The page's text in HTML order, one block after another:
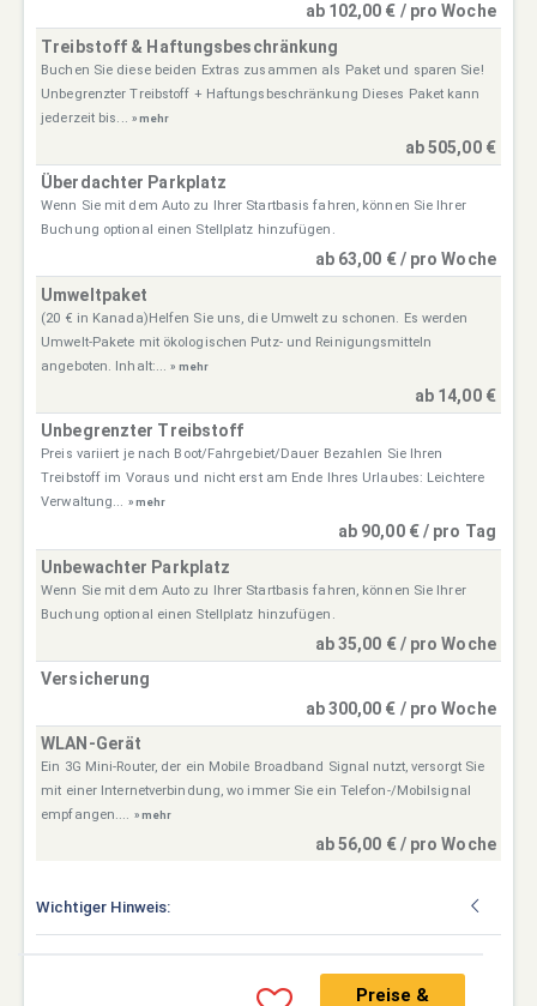
ab 102,00 € / pro Woche
Treibstoff & Haftungsbeschränkung
Buchen Sie diese beiden Extras zusammen als Paket und sparen Sie!
Unbegrenzter Treibstoff + Haftungsbeschränkung Dieses Paket kann
jederzeit bis...
» mehr
ab 505,00 €
Überdachter Parkplatz
Wenn Sie mit dem Auto zu Ihrer Startbasis fahren, können Sie Ihrer
Buchung optional einen Stellplatz hinzufügen.
ab 63,00 € / pro Woche
Umweltpaket
(20 € in Kanada)Helfen Sie uns, die Umwelt zu schonen. Es werden
Umwelt-Pakete mit ökologischen Putz- und Reinigungsmitteln
angeboten. Inhalt:...» mehr
ab 14,00 €
Unbegrenzter Treibstoff
Preis variiert je nach Boot/Fahrgebiet/Dauer Bezahlen Sie Ihren
Treibstoff im Voraus und nicht erst am Ende Ihres Urlaubes: Leichtere
Verwaltung... » mehr
ab 90,00 € / pro Tag
Unbewachter Parkplatz
Wenn Sie mit dem Auto zu Ihrer Startbasis fahren, können Sie Ihrer
Buchung optional einen Stellplatz hinzufügen.
ab 35,00 € / pro Woche
Versicherung
ab 300,00 € / pro Woche
WLAN-Gerät
Ein 3G Mini-Router, der ein Mobile Broadband Signal nutzt, versorgt Sie
mit einer Internetverbindung, wo immer Sie ein Telefon-/Mobilsignal
empfangen.... » mehr
ab 56,00 € / pro Woche
Wichtiger Hinweis:
Preise &